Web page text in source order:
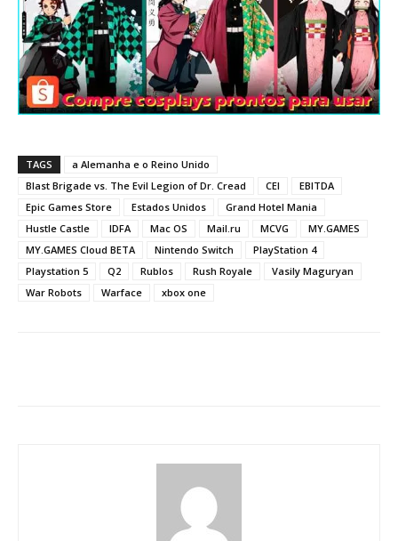
TAGS
a Alemanha e o Reino Unido
Blast Brigade vs. The Evil Legion of Dr. Cread
CEI
EBITDA
Epic Games Store
Estados Unidos
Grand Hotel Mania
Hustle Castle
IDFA Mac OS Mail.ru MCVG
MY.GAMES
MY.GAMES Cloud BETA
Nintendo Switch
PlayStation 4
Playstation 5
Q2 Rublos Rush Royale
Vasily Maguryan
War Robots
Warface xbox one